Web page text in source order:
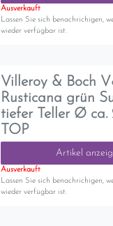
Ausverkauft
Lassen Sie sich benachrichigen,
wieder verfügbar ist.
Villeroy & Boch
Rusticana grün
tiefer Teller Ø ca.
TOP
Artikel
Ausverkauft
Lassen Sie sich benachrichigen,
wieder verfügbar ist.